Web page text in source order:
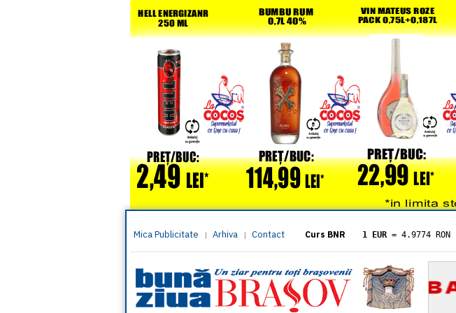
Mica Publicitate | Arhiva | Contact Curs BNR 1 EUR = 4.9774 RON
= 5.8304 RON
1 XAU= 464.4611 RON
1 AED= 1.1933 RON
1 AUD= 2.7957 RON
1 BGN= 2.5449 RON